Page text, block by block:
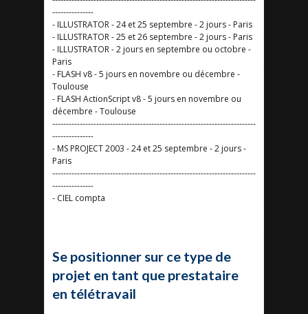
---------------
- ILLUSTRATOR - 24 et 25 septembre - 2 jours - Paris
- ILLUSTRATOR - 25 et 26 septembre - 2 jours - Paris
- ILLUSTRATOR - 2 jours en septembre ou octobre -
Paris
- FLASH v8 - 5 jours en novembre ou décembre -
Toulouse
- FLASH ActionScript v8 - 5 jours en novembre ou
décembre - Toulouse
--------------------------------------------------------------------------
---------------
- MS PROJECT 2003 - 24 et 25 septembre - 2 jours -
Paris
--------------------------------------------------------------------------
---------------
- CIEL compta
Se positionner sur ce type de
projet en tant que prestataire
en télétravail